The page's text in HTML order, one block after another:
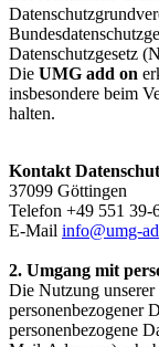
Datenschutzgesetz
Die UMG add on
insbesondere beim
halten.
Kontakt
37099 Göttingen
Telefon +49 551 39-
E-Mail info@umg-
2. Umgang mit
Die Nutzung unserer
personenbezogener
personenbezogene